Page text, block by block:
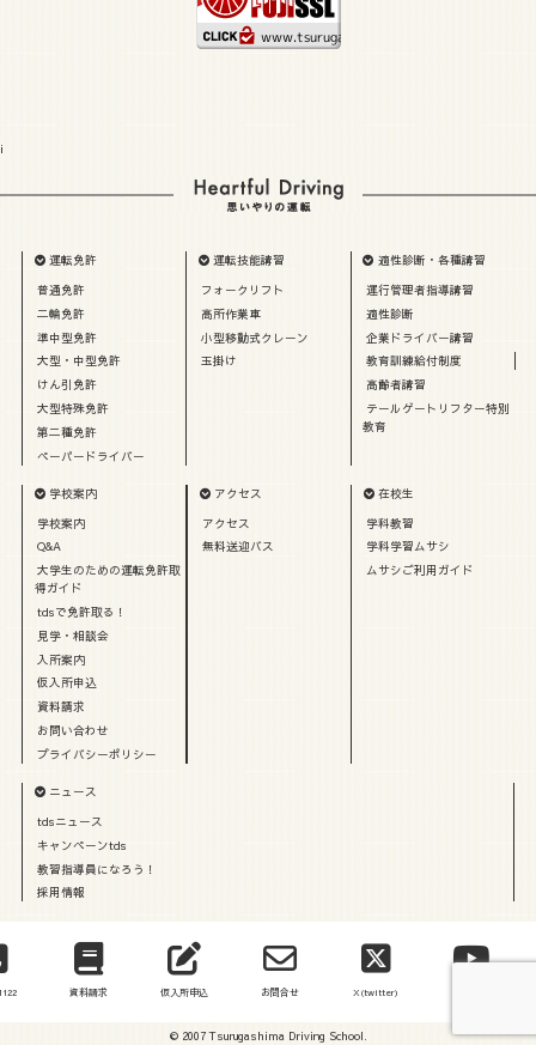
i
運転免許
普通免許
二輪免許
準中型免許
大型・中型免許
けん引免許
大型特殊免許
第二種免許
ペーパードライバー
運転技能講習
フォークリフト
高所作業車
小型移動式クレーン
玉掛け
適性診断・各種講習
運行管理者指導講習
適性診断
企業ドライバー講習
教育訓練給付制度
高齢者講習
テールゲートリフター特別
教育
学校案内
学校案内
Q&A
大学生のための運転免許取
得ガイド
tdsで免許取る！
見学・相談会
入所案内
仮入所申込
資料請求
お問い合わせ
プライバシーポリシー
アクセス
アクセス
無料送迎バス
在校生
学科教習
学科学習ムサシ
ムサシご利用ガイド
ニュース
tdsニュース
キャンペーンtds
教習指導員になろう！
採用情報
資料請求 仮入所申込 お問合せ X(twitter)
© 2007 Tsurugashima Driving School.